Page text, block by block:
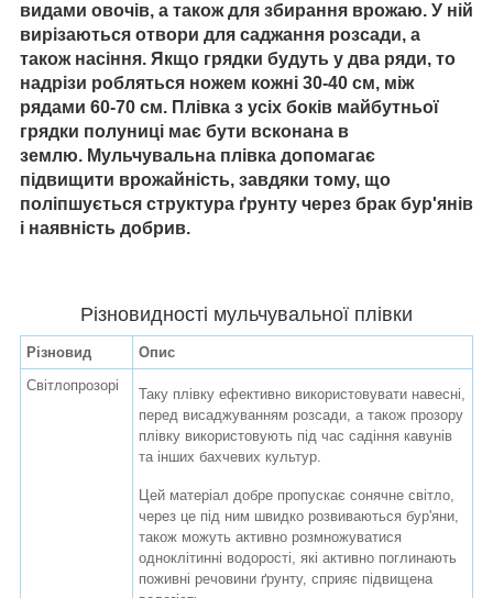
видами овочів, а також для збирання врожаю. У ній
вирізаються отвори для саджання розсади, а
також насіння. Якщо грядки будуть у два ряди, то
надрізи робляться ножем кожні 30-40 см, між
рядами 60-70 см. Плівка з усіх боків майбутньої
грядки полуниці має бути всконана в
землю. Мульчувальна плівка допомагає
підвищити врожайність, завдяки тому, що
поліпшується структура ґрунту через брак бур'янів
і наявність добрив.
Різновидності мульчувальної плівки
Різновид
Опис
Світлопрозорі
Цей матеріал добре пропускає сонячне світло,
через це під ним швидко розвиваються бур'яни,
також можуть активно розмножуватися
одноклітинні водорості, які активно поглинають
поживні речовини ґрунту, сприяє підвищена
Таку плівку ефективно використовувати навесні,
перед висаджуванням розсади, а також прозору
плівку використовують під час садіння кавунів
та інших бахчевих культур.